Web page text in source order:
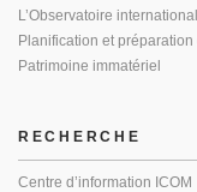
L’Observatoire
Planification et préparation
Patrimoine immatériel
RECHERCHE
Centre d’information ICOM